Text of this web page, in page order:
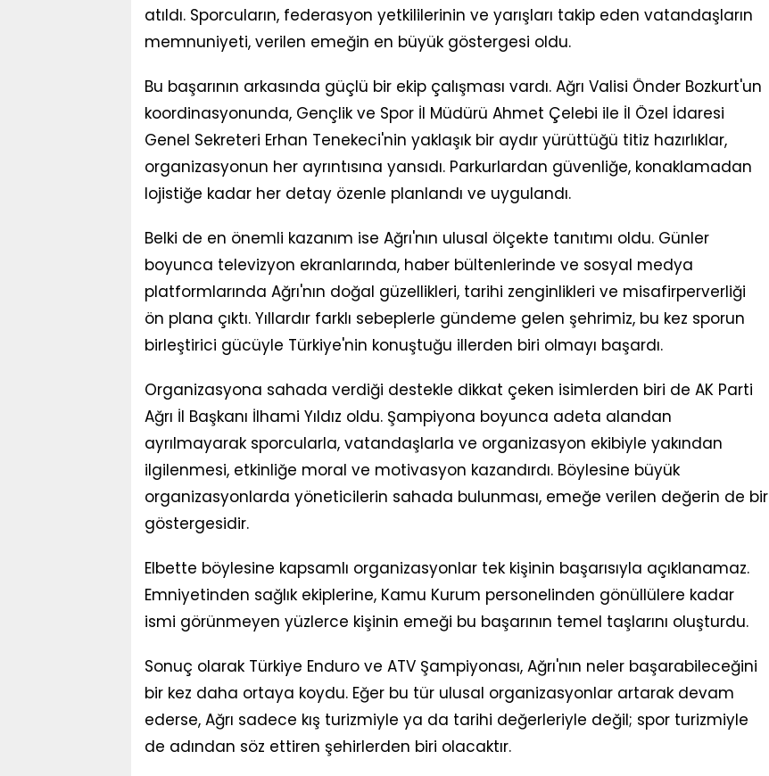
atıldı. Sporcuların, federasyon yetkililerinin ve yarışları takip eden vatandaşların
memnuniyeti, verilen emeğin en büyük göstergesi oldu.
Bu başarının arkasında güçlü bir ekip çalışması vardı. Ağrı Valisi Önder Bozkurt'un
koordinasyonunda, Gençlik ve Spor İl Müdürü Ahmet Çelebi ile İl Özel İdaresi
Genel Sekreteri Erhan Tenekeci'nin yaklaşık bir aydır yürüttüğü titiz hazırlıklar,
organizasyonun her ayrıntısına yansıdı. Parkurlardan güvenliğe, konaklamadan
lojistiğe kadar her detay özenle planlandı ve uygulandı.
Belki de en önemli kazanım ise Ağrı'nın ulusal ölçekte tanıtımı oldu. Günler
boyunca televizyon ekranlarında, haber bültenlerinde ve sosyal medya
platformlarında Ağrı'nın doğal güzellikleri, tarihi zenginlikleri ve misafirperverliği
ön plana çıktı. Yıllardır farklı sebeplerle gündeme gelen şehrimiz, bu kez sporun
birleştirici gücüyle Türkiye'nin konuştuğu illerden biri olmayı başardı.
Organizasyona sahada verdiği destekle dikkat çeken isimlerden biri de AK Parti
Ağrı İl Başkanı İlhami Yıldız oldu. Şampiyona boyunca adeta alandan
ayrılmayarak sporcularla, vatandaşlarla ve organizasyon ekibiyle yakından
ilgilenmesi, etkinliğe moral ve motivasyon kazandırdı. Böylesine büyük
organizasyonlarda yöneticilerin sahada bulunması, emeğe verilen değerin de bir
göstergesidir.
Elbette böylesine kapsamlı organizasyonlar tek kişinin başarısıyla açıklanamaz.
Emniyetinden sağlık ekiplerine, Kamu Kurum personelinden gönüllülere kadar
ismi görünmeyen yüzlerce kişinin emeği bu başarının temel taşlarını oluşturdu.
Sonuç olarak Türkiye Enduro ve ATV Şampiyonası, Ağrı'nın neler başarabileceğini
bir kez daha ortaya koydu. Eğer bu tür ulusal organizasyonlar artarak devam
ederse, Ağrı sadece kış turizmiyle ya da tarihi değerleriyle değil; spor turizmiyle
de adından söz ettiren şehirlerden biri olacaktır.